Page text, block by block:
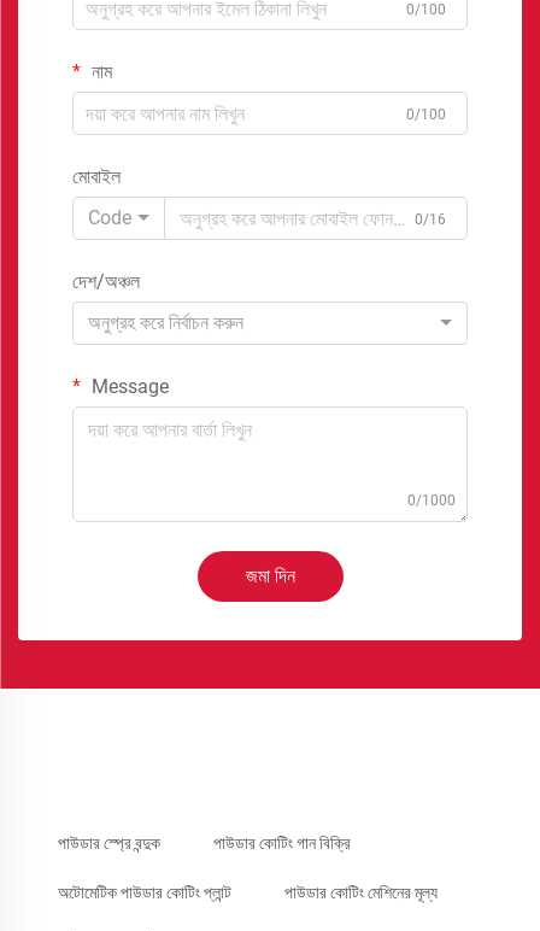
0/100
নাম
0/100
মোবাইল
Code
0/16
দেশ/অঞ্চল
অনুগ্রহ করে নির্বাচন করুন
Message
0/1000
জমা দিন
পাউডার স্প্রে বন্দুক পাউডার কোটিং গান বিক্রি
অটোমেটিক পাউডার কোটিং প্লান্ট পাউডার কোটিং মেশিনের মূল্য